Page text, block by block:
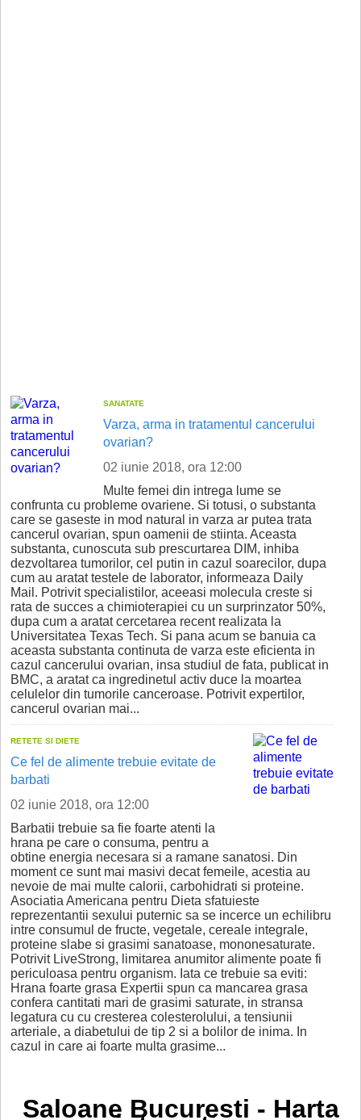
SANATATE
Varza, arma in tratamentul cancerului
ovarian?
02 iunie 2018, ora 12:00
Multe femei din intrega lume se
confrunta cu probleme ovariene. Si totusi, o substanta
care se gaseste in mod natural in varza ar putea trata
cancerul ovarian, spun oamenii de stiinta. Aceasta
substanta, cunoscuta sub prescurtarea DIM, inhiba
dezvoltarea tumorilor, cel putin in cazul soarecilor, dupa
cum au aratat testele de laborator, informeaza Daily
Mail. Potrivit specialistilor, aceeasi molecula creste si
rata de succes a chimioterapiei cu un surprinzator 50%,
dupa cum a aratat cercetarea recent realizata la
Universitatea Texas Tech. Si pana acum se banuia ca
aceasta substanta continuta de varza este eficienta in
cazul cancerului ovarian, insa studiul de fata, publicat in
BMC, a aratat ca ingredinetul activ duce la moartea
celulelor din tumorile canceroase. Potrivit expertilor,
cancerul ovarian mai...
RETETE SI DIETE
Ce fel de alimente trebuie evitate de
barbati
02 iunie 2018, ora 12:00
Barbatii trebuie sa fie foarte atenti la
hrana pe care o consuma, pentru a
obtine energia necesara si a ramane sanatosi. Din
moment ce sunt mai masivi decat femeile, acestia au
nevoie de mai multe calorii, carbohidrati si proteine.
Asociatia Americana pentru Dieta sfatuieste
reprezentantii sexului puternic sa se incerce un echilibru
intre consumul de fructe, vegetale, cereale integrale,
proteine slabe si grasimi sanatoase, mononesaturate.
Potrivit LiveStrong, limitarea anumitor alimente poate fi
periculoasa pentru organism. Iata ce trebuie sa eviti:
Hrana foarte grasa Expertii spun ca mancarea grasa
confera cantitati mari de grasimi saturate, in stransa
legatura cu cu cresterea colesterolului, a tensiunii
arteriale, a diabetului de tip 2 si a bolilor de inima. In
cazul in care ai foarte multa grasime...
Saloane Bucuresti - Harta